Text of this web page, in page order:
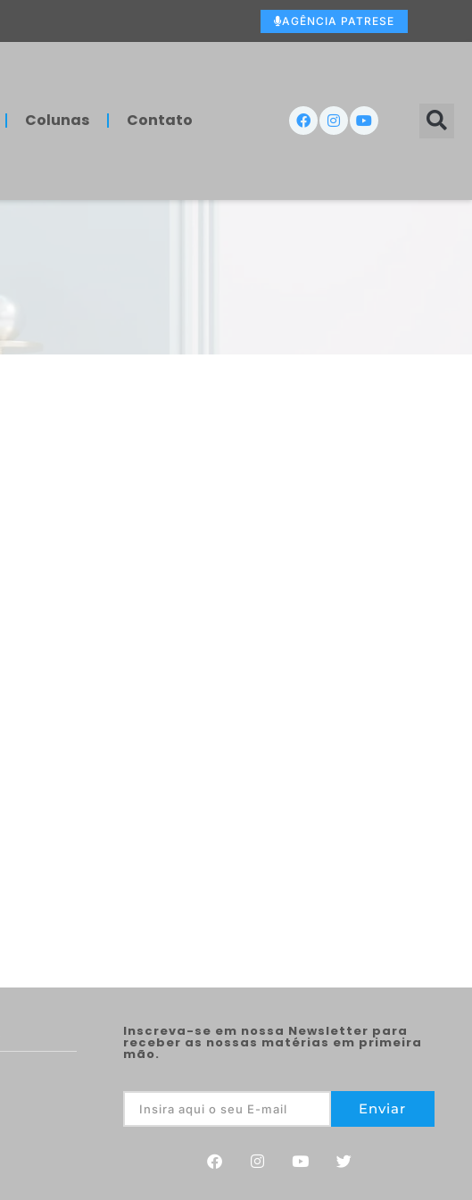
AGÊNCIA PATRESE
Colunas Contato
Inscreva-se em nossa Newsletter para
receber as nossas matérias em primeira
mão.
Enviar